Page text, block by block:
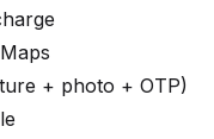
+ photo + OTP)